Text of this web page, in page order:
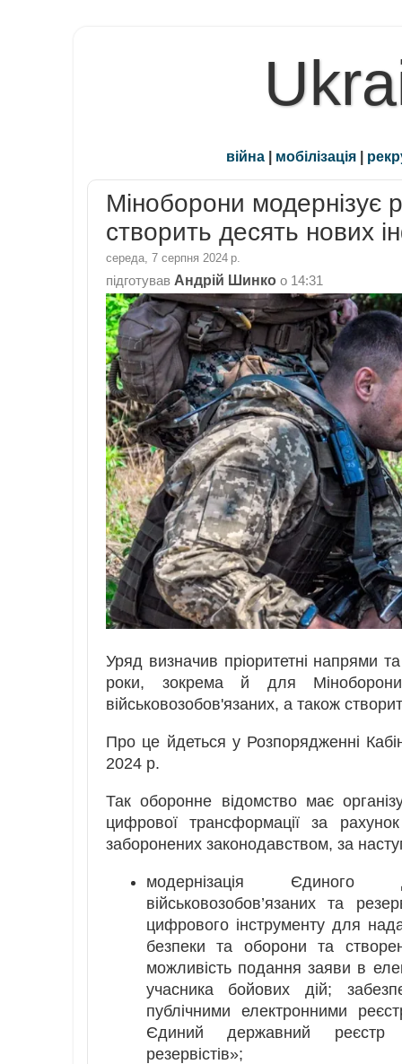
війна | мобілізація |
Міноборони модернізує
створить десять нових
середа, 7 серпня 2024 р.
підготував Андрій Шинко о 14:31
Уряд визначив пріоритетні напрями
роки, зокрема й для
військовозобов'язаних, а також
Про це йдеться у Розпорядженні
2024 р.
Так оборонне відомство має
цифрової трансформації за
заборонених законодавством, за
модернізація Єдиного
військовозобов’язаних та
цифрового інструменту для
безпеки та оборони та
можливість подання заяви в
учасника бойових дій;
публічними електронними
Єдиний державний реєстр
резервістів»;